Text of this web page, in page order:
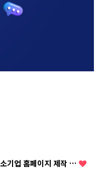
기업 홈페이지 제작 …